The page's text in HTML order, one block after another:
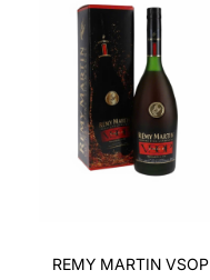
REMY MARTIN VSOP